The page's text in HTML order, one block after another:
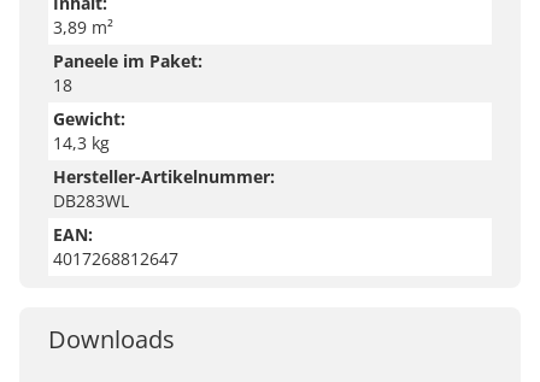
3,89 m²
Paneele im Paket:
18
Gewicht:
14,3 kg
Hersteller-Artikelnummer:
DB283WL
EAN:
4017268812647
Downloads